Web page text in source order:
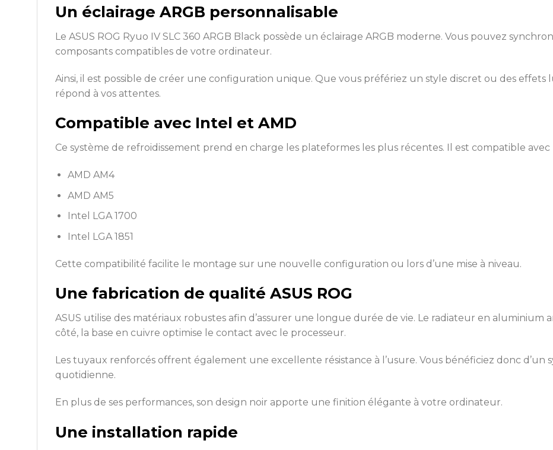
Un éclairage ARGB personnalisable
Le ASUS ROG Ryuo IV SLC 360 ARGB Black possède un éclairage ARGB moderne. Vous pouvez
composants compatibles de votre ordinateur.
Ainsi, il est possible de créer une configuration unique. Que vous préfériez un style discret ou des effets
répond à vos attentes.
Compatible avec Intel et AMD
Ce système de refroidissement prend en charge les plateformes les plus récentes. Il est compatible avec
AMD AM4
AMD AM5
Intel LGA 1700
Intel LGA 1851
Cette compatibilité facilite le montage sur une nouvelle configuration ou lors d’une mise à niveau.
Une fabrication de qualité ASUS ROG
ASUS utilise des matériaux robustes afin d’assurer une longue durée de vie. Le radiateur en aluminium
côté, la base en cuivre optimise le contact avec le processeur.
Les tuyaux renforcés offrent également une excellente résistance à l’usure. Vous bénéficiez donc d’un
quotidienne.
En plus de ses performances, son design noir apporte une finition élégante à votre ordinateur.
Une installation rapide